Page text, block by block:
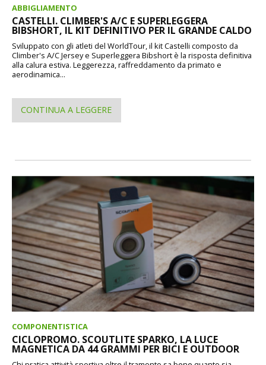
ABBIGLIAMENTO
CASTELLI. CLIMBER'S A/C E SUPERLEGGERA
BIBSHORT, IL KIT DEFINITIVO PER IL GRANDE CALDO
Sviluppato con gli atleti del WorldTour, il kit Castelli composto da
Climber's A/C Jersey e Superleggera Bibshort è la risposta definitiva
alla calura estiva. Leggerezza, raffreddamento da primato e
aerodinamica...
CONTINUA A LEGGERE
COMPONENTISTICA
CICLOPROMO. SCOUTLITE SPARKO, LA LUCE
MAGNETICA DA 44 GRAMMI PER BICI E OUTDOOR